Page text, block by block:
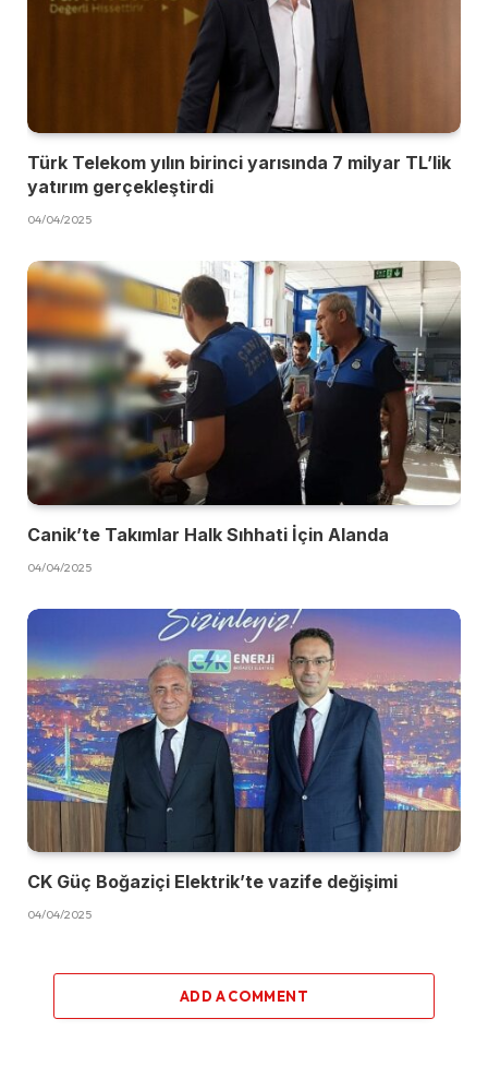
Türk Telekom yılın birinci yarısında 7 milyar TL’lik
yatırım gerçekleştirdi
04/04/2025
Canik’te Takımlar Halk Sıhhati İçin Alanda
04/04/2025
CK Güç Boğaziçi Elektrik’te vazife değişimi
04/04/2025
ADD A COMMENT